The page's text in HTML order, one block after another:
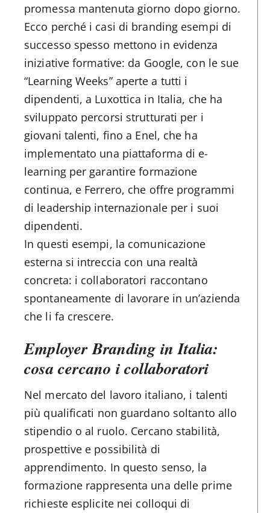
promessa mantenuta giorno dopo giorno.
Ecco perché i casi di branding esempi di
successo spesso mettono in evidenza
iniziative formative: da Google, con le sue
“Learning Weeks” aperte a tutti i
dipendenti, a Luxottica in Italia, che ha
sviluppato percorsi strutturati per i
giovani talenti, fino a Enel, che ha
implementato una piattaforma di e-
learning per garantire formazione
continua, e Ferrero, che offre programmi
di leadership internazionale per i suoi
dipendenti.
In questi esempi, la comunicazione
esterna si intreccia con una realtà
concreta: i collaboratori raccontano
spontaneamente di lavorare in un’azienda
che li fa crescere.
Employer Branding in Italia:
cosa cercano i collaboratori
Nel mercato del lavoro italiano, i talenti
più qualificati non guardano soltanto allo
stipendio o al ruolo. Cercano stabilità,
prospettive e possibilità di
apprendimento. In questo senso, la
formazione rappresenta una delle prime
richieste esplicite nei colloqui di